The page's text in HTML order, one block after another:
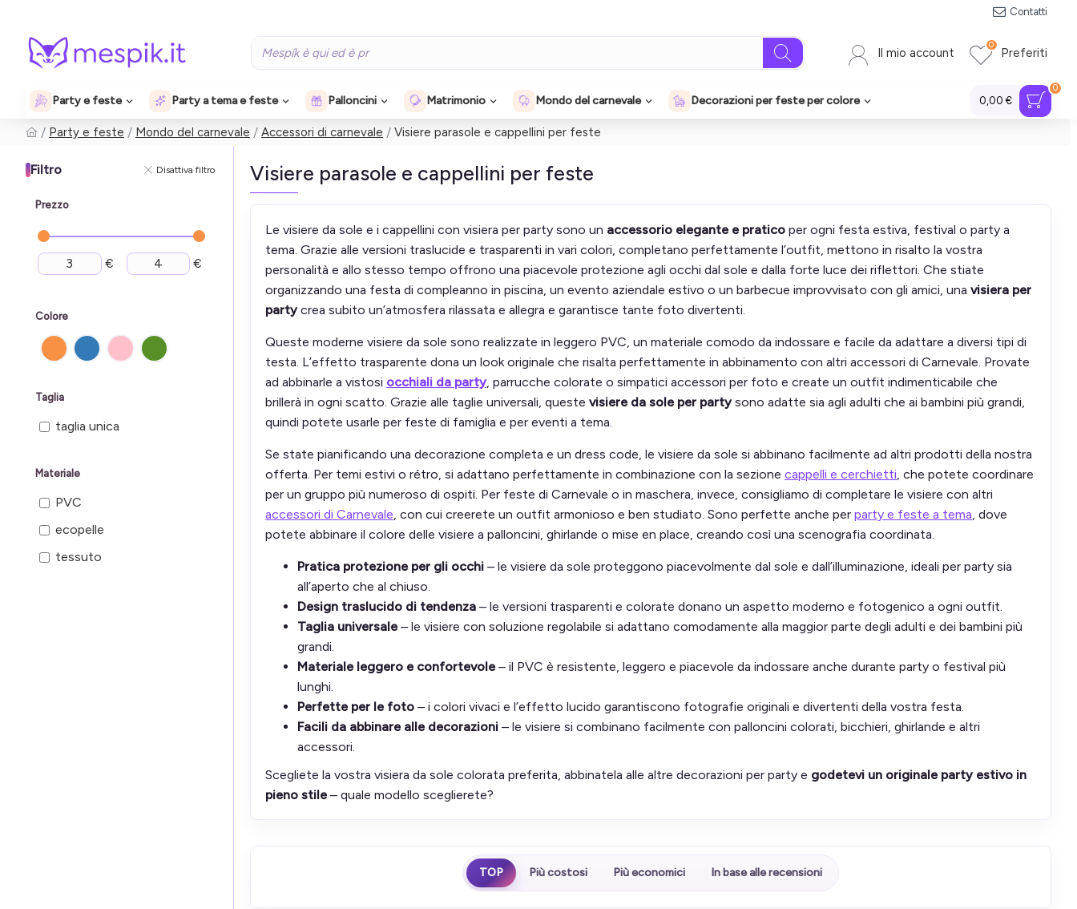
Contatti
Il mio account Preferiti
0
Party e feste Party a tema e feste Palloncini Matrimonio Mondo del carnevale Decorazioni per feste per colore 0,00 €
0
Party e feste Mondo del carnevale Accessori di carnevale Visiere parasole e cappellini per feste
Filtro Disattiva filtro
Prezzo
€ €
Materiale
PVC
ecopelle
tessuto
Taglia
taglia unica
Colore
Visiere parasole e cappellini per feste
Le visiere da sole e i cappellini con visiera per party sono un accessorio elegante e pratico per ogni festa estiva, festival o party a
tema. Grazie alle versioni traslucide e trasparenti in vari colori, completano perfettamente l’outfit, mettono in risalto la vostra
personalità e allo stesso tempo offrono una piacevole protezione agli occhi dal sole e dalla forte luce dei riflettori. Che stiate
organizzando una festa di compleanno in piscina, un evento aziendale estivo o un barbecue improvvisato con gli amici, una visiera per
partycrea subito un’atmosfera rilassata e allegra e garantisce tante foto divertenti.
Queste moderne visiere da sole sono realizzate in leggero PVC, un materiale comodo da indossare e facile da adattare a diversi tipi di
testa. L’effetto trasparente dona un look originale che risalta perfettamente in abbinamento con altri accessori di Carnevale. Provate
ad abbinarle a vistosi occhiali da party, parrucche colorate o simpatici accessori per foto e create un outfit indimenticabile che
brillerà in ogni scatto. Grazie alle taglie universali, queste visiere da sole per partysono adatte sia agli adulti che ai bambini più grandi,
quindi potete usarle per feste di famiglia e per eventi a tema.
Se state pianificando una decorazione completa e un dress code, le visiere da sole si abbinano facilmente ad altri prodotti della nostra
offerta. Per temi estivi o rétro, si adattano perfettamente in combinazione con la sezione cappelli e cerchietti, che potete coordinare
per un gruppo più numeroso di ospiti. Per feste di Carnevale o in maschera, invece, consigliamo di completare le visiere con altri
accessori di Carnevale, con cui creerete un outfit armonioso e ben studiato. Sono perfette anche per party e feste a tema, dove
potete abbinare il colore delle visiere a palloncini, ghirlande o mise en place, creando così una scenografia coordinata.
Pratica protezione per gli occhi – le visiere da sole proteggono piacevolmente dal sole e dall’illuminazione, ideali per party sia
all’aperto che al chiuso.
Design traslucido di tendenza – le versioni trasparenti e colorate donano un aspetto moderno e fotogenico a ogni outfit.
Taglia universale – le visiere con soluzione regolabile si adattano comodamente alla maggior parte degli adulti e dei bambini più
grandi.
Materiale leggero e confortevole – il PVC è resistente, leggero e piacevole da indossare anche durante party o festival più
lunghi.
Perfette per le foto – i colori vivaci e l’effetto lucido garantiscono fotografie originali e divertenti della vostra festa.
Facili da abbinare alle decorazioni – le visiere si combinano facilmente con palloncini colorati, bicchieri, ghirlande e altri
accessori.
Scegliete la vostra visiera da sole colorata preferita, abbinatela alle altre decorazioni per party e godetevi un originale party estivo in
pieno stile – quale modello sceglierete?
TOP Più costosi Più economici In base alle recensioni